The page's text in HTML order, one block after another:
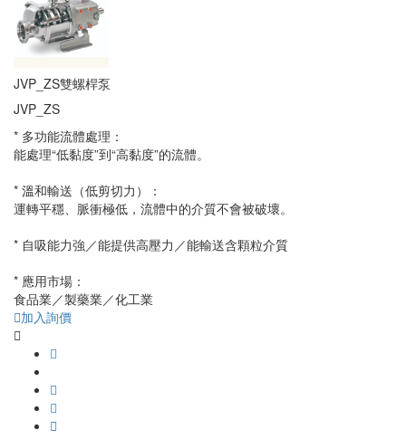
JVP_ZS雙螺桿泵
JVP_ZS
* 多功能流體處理：
能處理“低黏度”到“高黏度”的流體。
* 溫和輸送（低剪切力）：
運轉平穩、脈衝極低，流體中的介質不會被破壞。
* 自吸能力強／能提供高壓力／能輸送含顆粒介質
* 應用市場：
食品業／製藥業／化工業
加入詢價